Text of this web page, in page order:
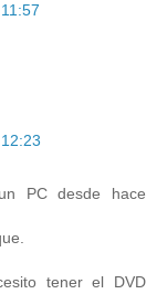
PC desde hace
tener el DVD